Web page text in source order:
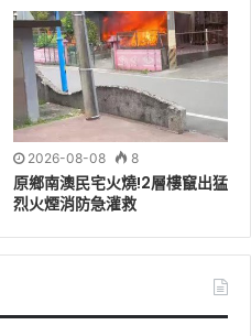
」為主題，分別於「宜蘭
城市街景，於1月17日起
天的主題光雕燈飾，讓每
式中，以宜蘭橋體為基礎
2026-08-08 8
原鄉南澳民宅火燒!2層樓竄出猛
烈火煙消防急灌救